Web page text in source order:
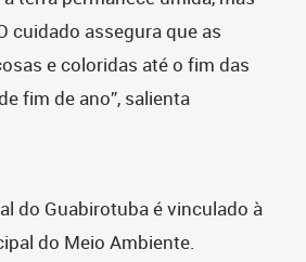
cuidado assegura que as
e coloridas até o fim das
fim de ano”, salienta
do Guabirotuba é vinculado à
do Meio Ambiente.